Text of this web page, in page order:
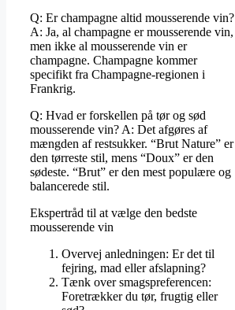
Q: Er champagne altid mousserende vin?
A: Ja, al champagne er mousserende vin,
men ikke al mousserende vin er
champagne. Champagne kommer
specifikt fra Champagne-regionen i
Frankrig.
Q: Hvad er forskellen på tør og sød
mousserende vin? A: Det afgøres af
mængden af restsukker. “Brut Nature” er
den tørreste stil, mens “Doux” er den
sødeste. “Brut” er den mest populære og
balancerede stil.
Ekspertråd til at vælge den bedste
mousserende vin
Overvej anledningen: Er det til
fejring, mad eller afslapning?
Tænk over smagspreferencen:
Foretrækker du tør, frugtig eller